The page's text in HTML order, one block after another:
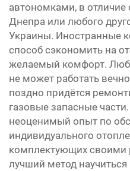
автономками, в отличие
Днепра или любого
Украины. Иностранные
способ сэкономить на
желаемый комфорт.
не может работать
поздно придётся
газовые запасные
неоценимый опыт по
индивидуального
комплектующих своими
лучший метод научиться